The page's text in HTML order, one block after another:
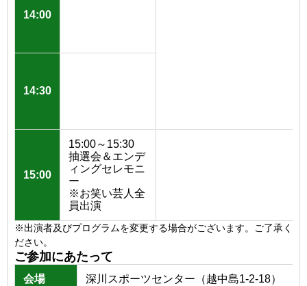
14:00
14:30
15:00
15:00～15:30
抽選会＆エンデ
ィングセレモニ
ー
※お笑い芸人全
員出演
タイムスケジュール
※出演者及びプログラムを変更する場合がございます。ご了承く
ださい。
ご参加にあたって
会場 深川スポーツセンター（越中島1-2-18）